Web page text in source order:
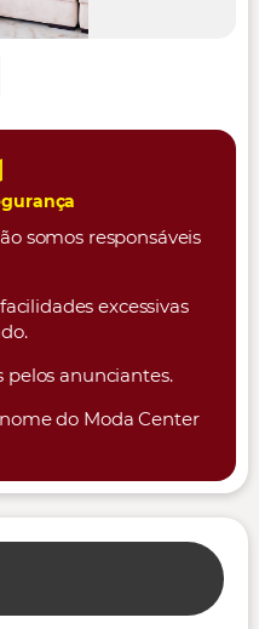
somos responsáveis
excessivas
pelos anunciantes.
do Moda Center